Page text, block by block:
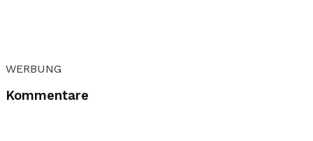
WERBUNG
Kommentare